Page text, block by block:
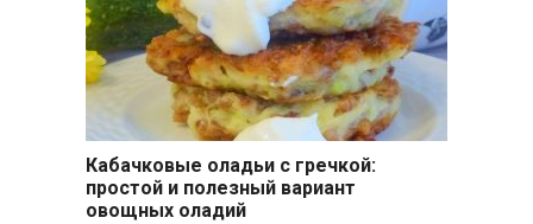
Кабачковые оладьи с гречкой:
простой и полезный вариант
овощных оладий